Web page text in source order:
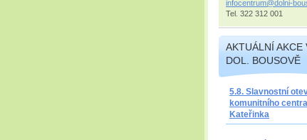
infocentrum@dolni-
Tel. 322 312 001
AKTUÁLNÍ AKCE
DOL. BOUSOVĚ
5.8. Slavnostní
komunitního centra
Kateřinka